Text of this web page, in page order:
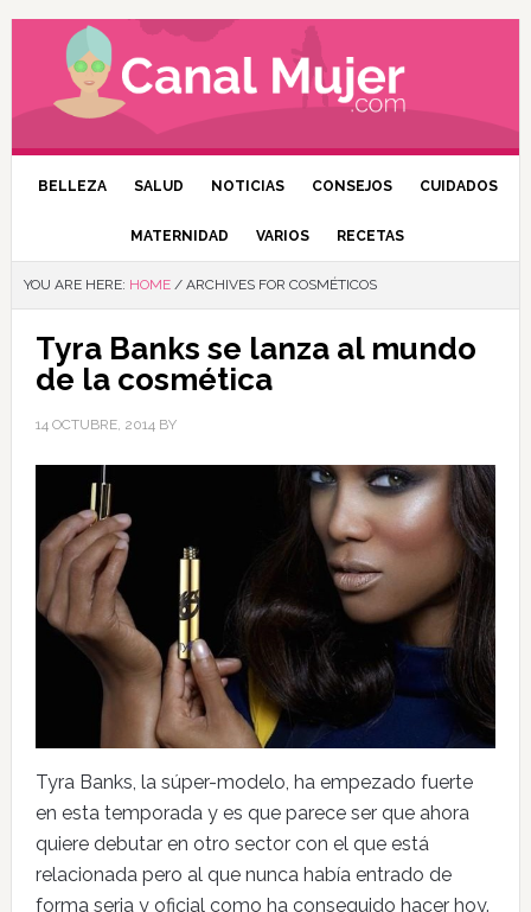
BELLEZA SALUD NOTICIAS CONSEJOS CUIDADOS
MATERNIDAD VARIOS RECETAS
YOU ARE HERE: HOME /ARCHIVES FOR COSMÉTICOS
Tyra Banks se lanza al mundo
de la cosmética
14 OCTUBRE, 2014BY
Tyra Banks, la súper-modelo, ha empezado fuerte
en esta temporada y es que parece ser que ahora
quiere debutar en otro sector con el que está
relacionada pero al que nunca había entrado de
forma seria y oficial como ha conseguido hacer hoy.